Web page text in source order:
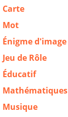
Carte
Mot
Énigme d'image
Jeu de Rôle
Éducatif
Mathématiques
Musique